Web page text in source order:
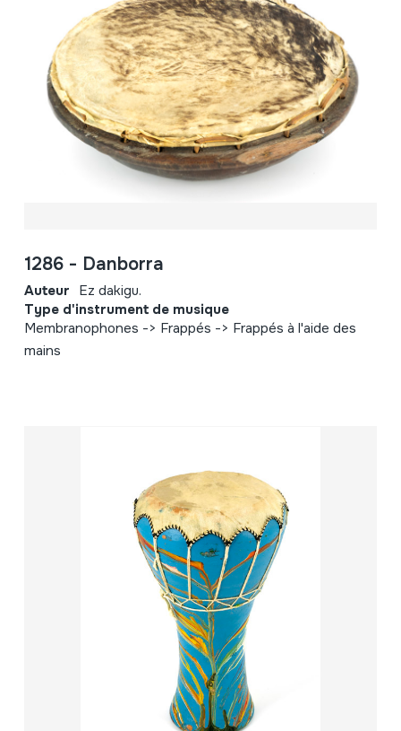
1286 - Danborra
Auteur Ez dakigu.
Type d'instrument de musique
Membranophones -> Frappés -> Frappés à l'aide des
mains